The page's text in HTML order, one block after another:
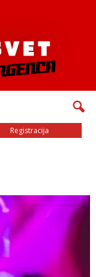
Registracija